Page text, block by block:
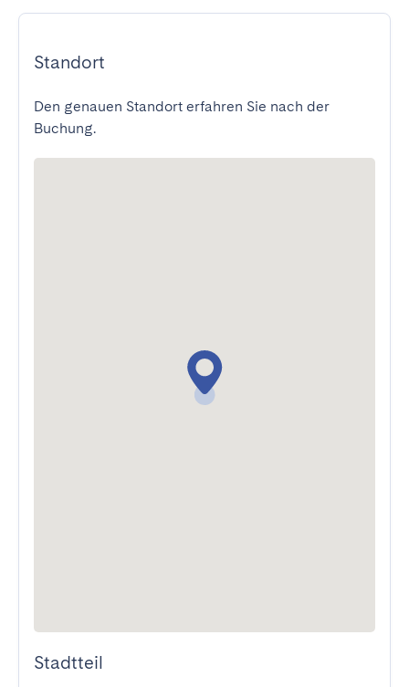
Standort
Den genauen Standort erfahren Sie nach der
Buchung.
Stadtteil